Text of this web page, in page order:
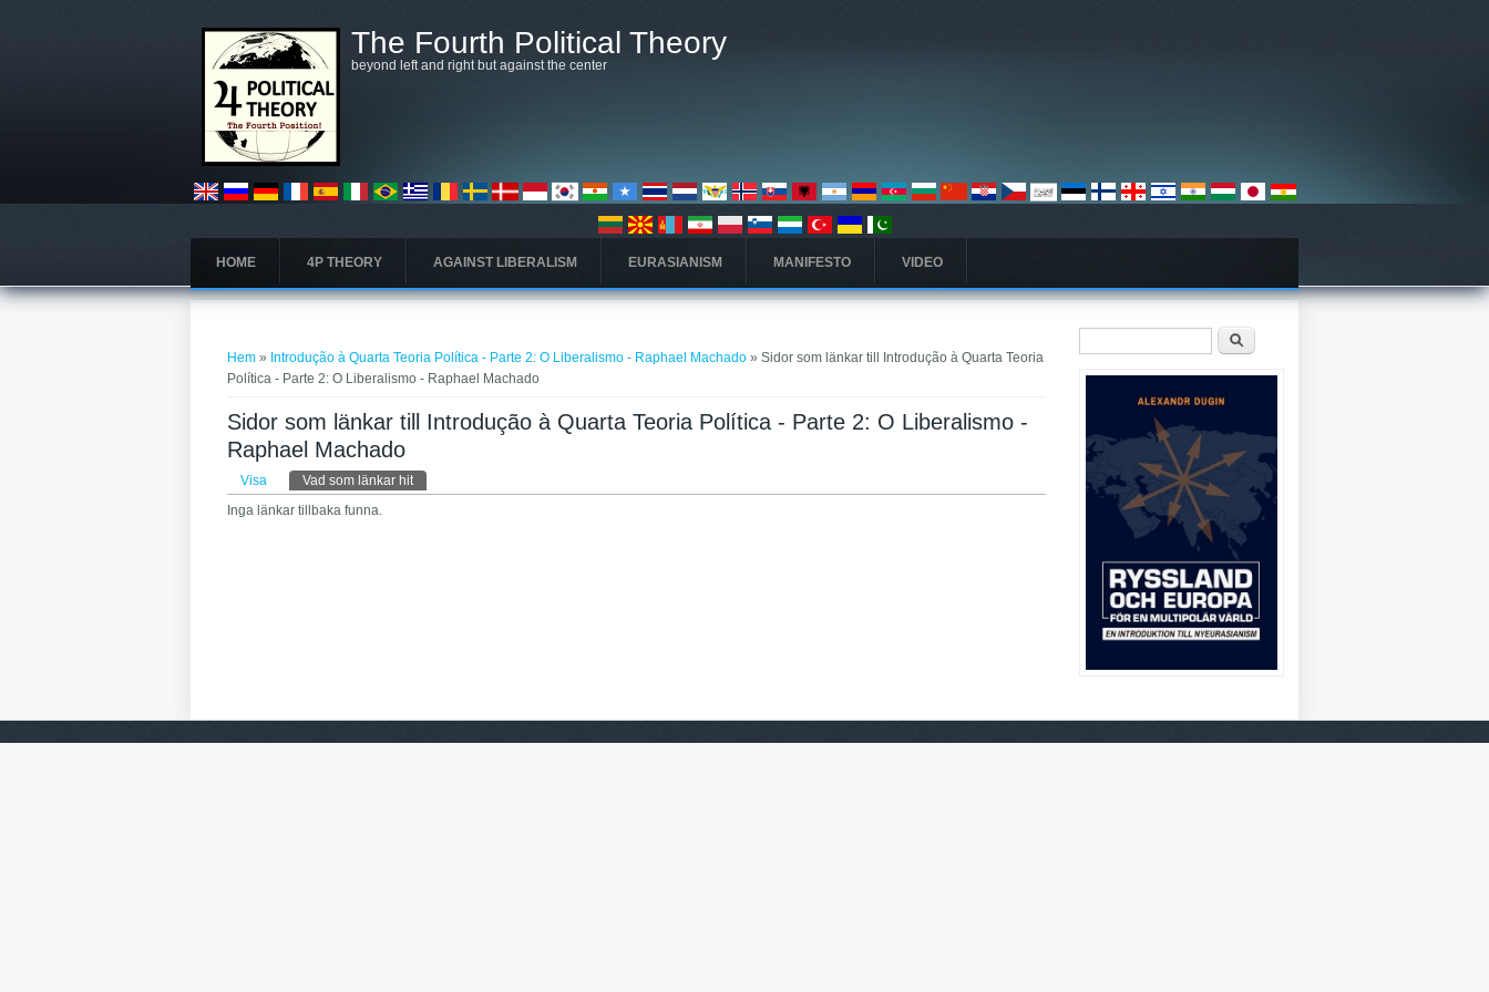
The Fourth Political Theory
beyond left and right but against the center
HOME 4P THEORY AGAINST LIBERALISM EURASIANISM MANIFESTO VIDEO
Hem » Introdução à Quarta Teoria Política - Parte 2: O Liberalismo - Raphael Machado » Sidor som länkar till Introdução à Quarta Teoria
Política - Parte 2: O Liberalismo - Raphael Machado
Sidor som länkar till Introdução à Quarta Teoria Política - Parte 2: O Liberalismo -
Raphael Machado
Primära flikar
Visa Vad som länkar hit(aktiv flik)
Inga länkar tillbaka funna.
Sökformulär